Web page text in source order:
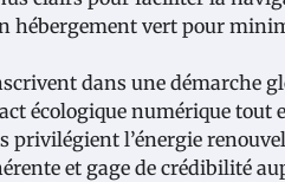
hébergement vert pour
dans une démarche
écologique numérique
privilégient l’énergie
et gage de crédibilité